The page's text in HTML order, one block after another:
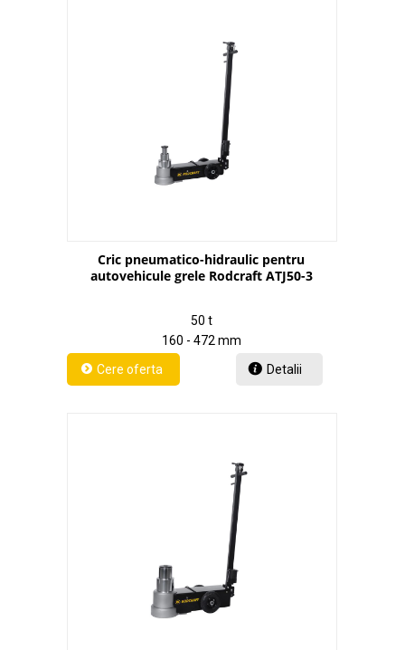
Cric pneumatico-hidraulic pentru
autovehicule grele Rodcraft ATJ50-3
50 t
160 - 472 mm
Detalii